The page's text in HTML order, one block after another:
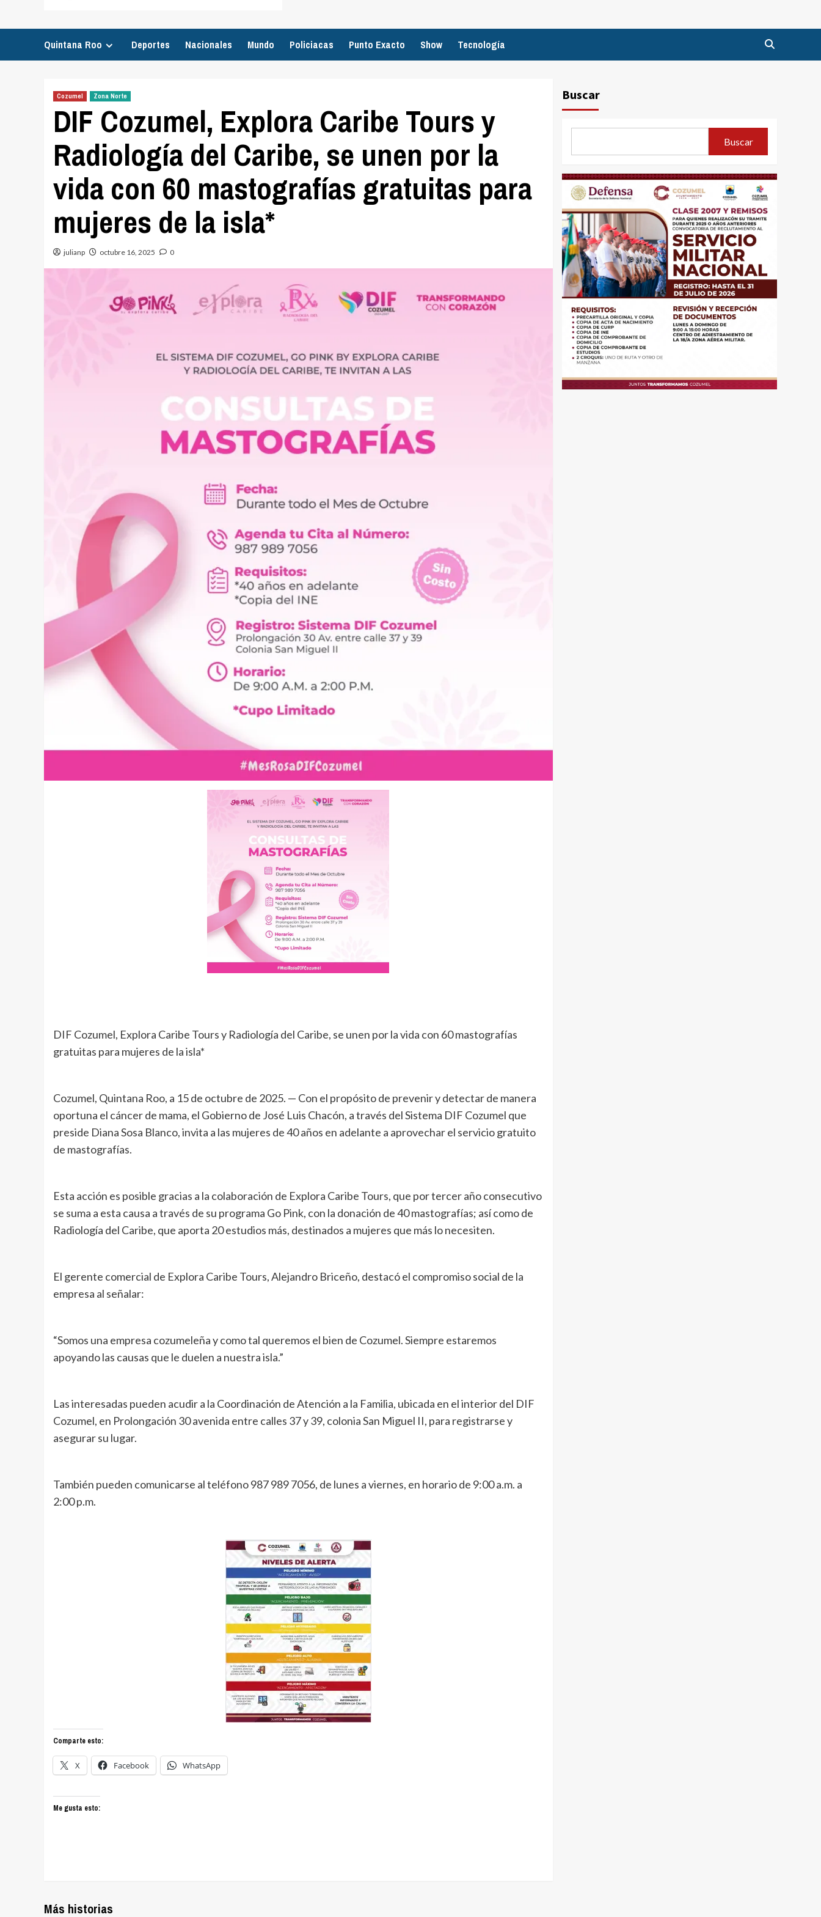
Quintana Roo Deportes Nacionales Mundo Policiacas Punto Exacto Show Tecnología
Cozumel Zona Norte
DIF Cozumel, Explora Caribe Tours y
Radiología del Caribe, se unen por la
vida con 60 mastografías gratuitas para
mujeres de la isla*
julianp octubre 16, 2025 0
DIF Cozumel, Explora Caribe Tours y Radiología del Caribe, se unen por la vida con 60 mastografías
gratuitas para mujeres de la isla*
Cozumel, Quintana Roo, a 15 de octubre de 2025. — Con el propósito de prevenir y detectar de manera
oportuna el cáncer de mama, el Gobierno de José Luis Chacón, a través del Sistema DIF Cozumel que
preside Diana Sosa Blanco, invita a las mujeres de 40 años en adelante a aprovechar el servicio gratuito
de mastografías.
Esta acción es posible gracias a la colaboración de Explora Caribe Tours, que por tercer año consecutivo
se suma a esta causa a través de su programa Go Pink, con la donación de 40 mastografías; así como de
Radiología del Caribe, que aporta 20 estudios más, destinados a mujeres que más lo necesiten.
El gerente comercial de Explora Caribe Tours, Alejandro Briceño, destacó el compromiso social de la
empresa al señalar:
“Somos una empresa cozumeleña y como tal queremos el bien de Cozumel. Siempre estaremos
apoyando las causas que le duelen a nuestra isla.”
Las interesadas pueden acudir a la Coordinación de Atención a la Familia, ubicada en el interior del DIF
Cozumel, en Prolongación 30 avenida entre calles 37 y 39, colonia San Miguel II, para registrarse y
asegurar su lugar.
También pueden comunicarse al teléfono 987 989 7056, de lunes a viernes, en horario de 9:00 a.m. a
2:00 p.m.
Comparte esto:
X Facebook WhatsApp
Me gusta esto:
Más historias
Buscar
Buscar